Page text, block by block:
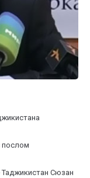
послом
Сюзан